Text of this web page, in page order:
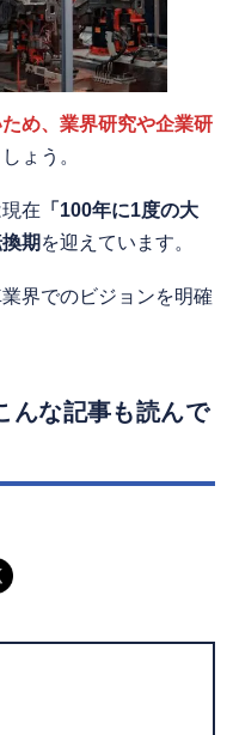
め、業界研究や企業研
ょう。
在 「100年に1度の大
期 を迎えています。
界でのビジョンを明確
んな記事も読んで